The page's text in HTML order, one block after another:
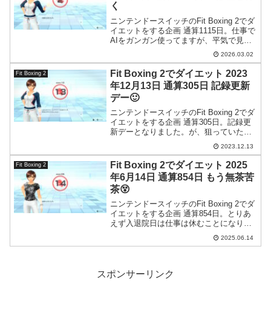
く
ニンテンドースイッチのFit Boxing 2でダ
イエットをする企画 通算1115日。仕事で
AIをガンガン使ってますが、平気で見当
違いのことを言ってくるので過信は禁物
です。今日も確定申告の書類作成で事実
と異なることを言ってきました。
2026.03.02
Fit Boxing 2
Fit Boxing 2でダイエット 2023
年12月13日 通算305日 記録更新
デー🙂
ニンテンドースイッチのFit Boxing 2でダ
イエットをする企画 通算305日。記録更
新デーとなりました。が、狙っていた大
台は割り込めず、まだ持ち越しのようで
2023.12.13
Fit Boxing 2
Fit Boxing 2でダイエット 2025
年6月14日 通算854日 もう無茶苦
茶😵
ニンテンドースイッチのFit Boxing 2でダ
イエットをする企画 通算854日。とりあ
えず入退院日は仕事は休むことになりま
2025.06.14
スポンサーリンク